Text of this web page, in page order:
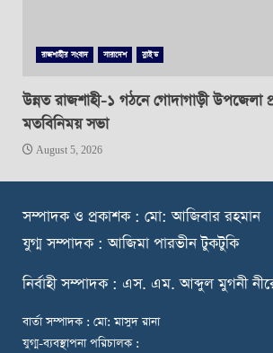
রাজশাহীর সংবাদ সারাদেশ স্লাইড
উন্নত রাজশাহী-১ গঠনে গোদাগাড়ী উপজেলা
মতবিনিময় সভা
August 5, 2026
সম্পাদক ও প্রকাশক : মো: আজিবার রহমান
যুগ্ম সম্পাদক : আজিমা পারভীন টুকটুকি
নির্বাহী সম্পাদক : এস. এম. আব্দুল মুগনী
বার্তা সম্পাদক : মো: মাসুদ রানা
যুগ্ম-ব্যবস্থাপনা পরিচালক :